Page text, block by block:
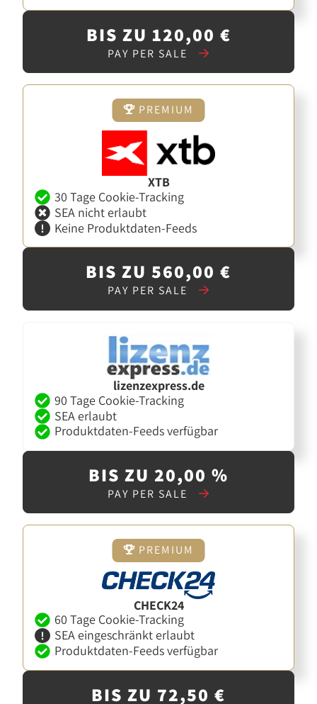
BIS ZU 120,00 €
PAY PER SALE
PREMIUM
XTB
30 Tage Cookie-Tracking
SEA nicht erlaubt
Keine Produktdaten-Feeds
BIS ZU 560,00 €
PAY PER SALE
lizenzexpress.de
90 Tage Cookie-Tracking
SEA erlaubt
Produktdaten-Feeds verfügbar
BIS ZU 20,00 %
PAY PER SALE
PREMIUM
CHECK24
60 Tage Cookie-Tracking
SEA eingeschränkt erlaubt
Produktdaten-Feeds verfügbar
BIS ZU 72,50 €